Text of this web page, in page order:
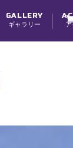
GALLERY
ギャラリー